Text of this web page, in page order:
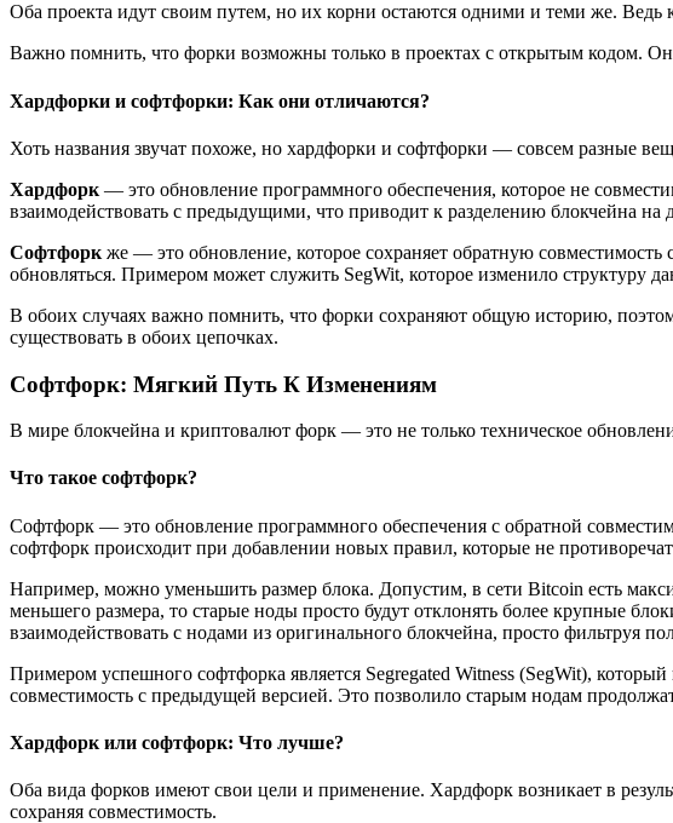
Оба проекта идут своим путем, но их корни остаются одними и теми же.
Важно помнить, что форки возможны только в проектах с открытым кодом.
Хардфорки и софтфорки: Как они отличаются?
Хоть названия звучат похоже, но хардфорки и софтфорки — совсем разные
Хардфорк — это обновление программного обеспечения, которое не
взаимодействовать с предыдущими, что приводит к разделению блокчейна на
Софтфорк же — это обновление, которое сохраняет обратную
обновляться. Примером может служить SegWit, которое изменило структуру
В обоих случаях важно помнить, что форки сохраняют общую историю,
существовать в обоих цепочках.
Софтфорк: Мягкий Путь К Изменениям
В мире блокчейна и криптовалют форк — это не только техническое
Что такое софтфорк?
Софтфорк — это обновление программного обеспечения с обратной
софтфорк происходит при добавлении новых правил, которые не
Например, можно уменьшить размер блока. Допустим, в сети Bitcoin есть
меньшего размера, то старые ноды просто будут отклонять более крупные
взаимодействовать с нодами из оригинального блокчейна, просто фильтруя
Примером успешного софтфорка является Segregated Witness (SegWit),
совместимость с предыдущей версией. Это позволило старым нодам
Хардфорк или софтфорк: Что лучше?
Оба вида форков имеют свои цели и применение. Хардфорк возникает в
сохраняя совместимость.